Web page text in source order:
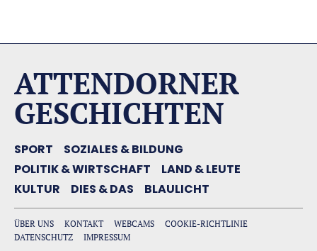
ATTENDORNER
GESCHICHTEN
SPORT
SOZIALES & BILDUNG
POLITIK & WIRTSCHAFT
LAND & LEUTE
KULTUR
DIES & DAS BLAULICHT
ÜBER UNS KONTAKT WEBCAMS
COOKIE-RICHTLINIE
DATENSCHUTZ
IMPRESSUM